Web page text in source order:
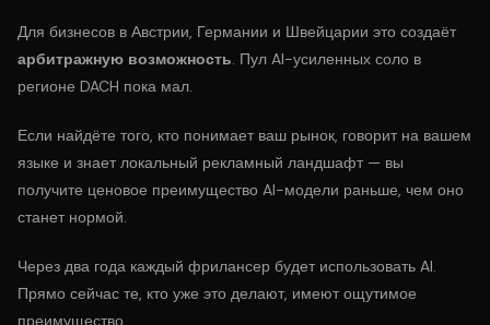
Для бизнесов в Австрии, Германии и Швейцарии это создаёт
арбитражную возможность. Пул AI-усиленных соло в
регионе DACH пока мал.
Если найдёте того, кто понимает ваш рынок, говорит на вашем
языке и знает локальный рекламный ландшафт — вы
получите ценовое преимущество AI-модели раньше, чем оно
станет нормой.
Через два года каждый фрилансер будет использовать AI.
Прямо сейчас те, кто уже это делают, имеют ощутимое
преимущество.